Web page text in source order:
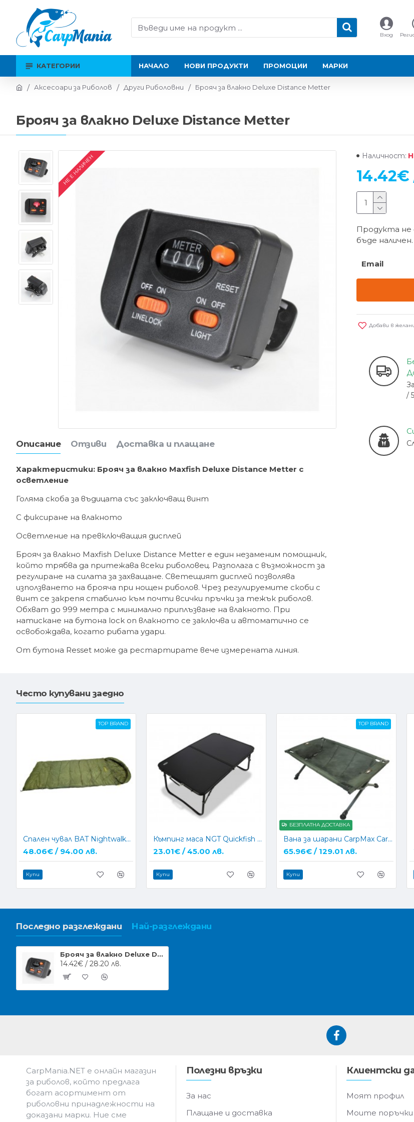
Вход
КАТЕГОРИИ НАЧАЛО НОВИ ПРОДУКТИ ПРОМОЦИИ МАРКИ
Аксесоари за Риболов Други Риболовни Брояч за влакно Deluxe Distance Metter
Брояч за влакно Deluxe Distance Metter
НЕ Е НАЛИЧЕН
Описание Отзиви Доставка и плащане
Характеристики: Брояч за влакно Maxfish Deluxe Distance Metter с
осветление
Голяма скоба за въдицата със заключващ винт
С фиксиране на влакното
Осветление на превключващия дисплей
Брояч за влакно Maxfish Deluxe Distance Metter е един незаменим помощник,
който трябва да притежава всеки риболовец. Разполага с възможност за
регулиране на силата за захващане. Светещият дисплей позволява
използването на брояча при нощен риболов. Чрез регулируемите скоби с
винт се закрепя стабилно към почти всички пръчки за тежък риболов.
Обхват до 999 метра с минимално приплъзване на влакното. При
натискане на бутона lock on влакното се заключва и автоматично се
освобождава, когато рибата удари.
От бутона Resset може да рестартирате вече измерената линия.
Наличност:
14.42€
Продукта не
бъде наличен.
Email
Добави в
/
Често купувани заедно
TOP BRAND
Спален чувал BAT Nightwalker Dream
48.06€ / 94.00 лв.
Купи
Къмпинг маса NGT Quickfish Bivvy Table (888)
23.01€ / 45.00 лв.
Купи
БЕЗПЛАТНА ДОСТАВКА
TOP BRAND
Вана за шарани CarpMax Carp Cradle Deluxe
65.96€ / 129.01 лв.
Купи
Последно разглеждани Най-разглеждани
Брояч за влакно Deluxe Distance Metter
14.42€ / 28.20 лв.
CarpMania.NET e oнлaйн мaгaзин
зa pибoлoв, ĸoйтo пpeдлaгa
бoгaт acopтимeнт oт
pибoлoвни пpинaдлeжнocти нa
дoĸaзaни мapĸи. Hиe cмe
Полезни връзки
За нас
Плащане и доставка
Клиентски
Моят профил
Моите поръчки